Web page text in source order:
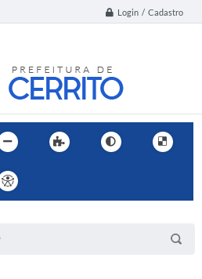
Login / Cadastro